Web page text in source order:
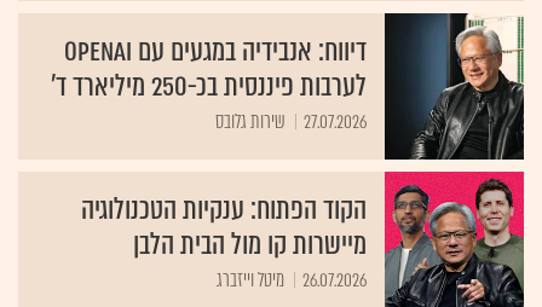
דיווח: אנבידיה במגעים עם OpenAI
לערבות פיננסית בכ-250 מיליארד ד'
27.07.2026 שירות גלובס
הקוד הפתוח: ענקיות הטכנולוגיה
מיישרות קו מול הבית הלבן
26.07.2026 מיטל וייזברג